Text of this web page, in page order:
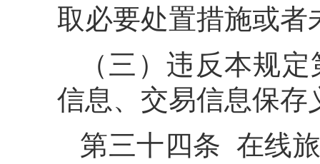
取必要处置措施或者
（三）违反本规
信息、交易信息保存
第三十四条 在线